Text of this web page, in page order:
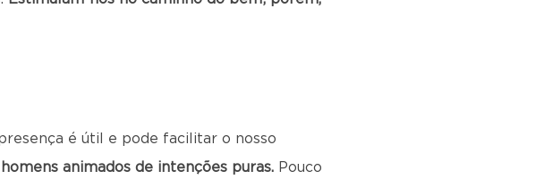
é útil e pode facilitar o nosso
animados de intenções puras. Pouco